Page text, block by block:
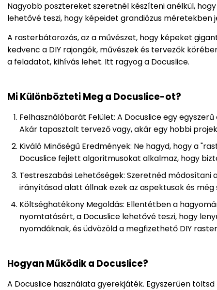
Nagyobb posztereket szeretnél készíteni anélkül,
lehetővé teszi, hogy képeidet grandiózus
A rasterbátorozás, az a művészet, hogy képeket
kedvenc a DIY rajongók, művészek és tervezők
a feladatot, kihívás lehet. Itt ragyog a Docuslice.
Mi Különbözteti Meg a Docuslice-ot?
Felhasználóbarát Felület: A Docuslice egy
Akár tapasztalt tervező vagy, akár egy hobbi
Kiváló Minőségű Eredmények: Ne hagyd, hogy a
Docuslice fejlett algoritmusokat alkalmaz, hogy
Testreszabási Lehetőségek: Szeretnéd
irányításod alatt állnak ezek az aspektusok és
Költséghatékony Megoldás: Ellentétben a
nyomtatásért, a Docuslice lehetővé teszi, hogy
nyomdáknak, és üdvözöld a megfizethető DIY
Hogyan Működik a Docuslice?
A Docuslice használata gyerekjáték. Egyszerűen